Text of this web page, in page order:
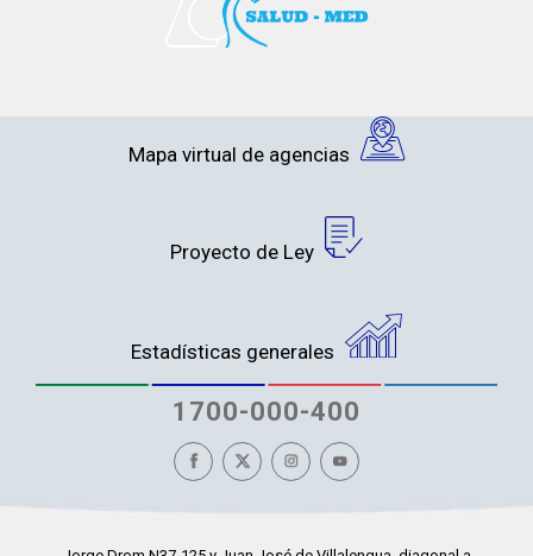
Mapa virtual de agencias
Proyecto de Ley
Estadísticas generales
1700-000-400